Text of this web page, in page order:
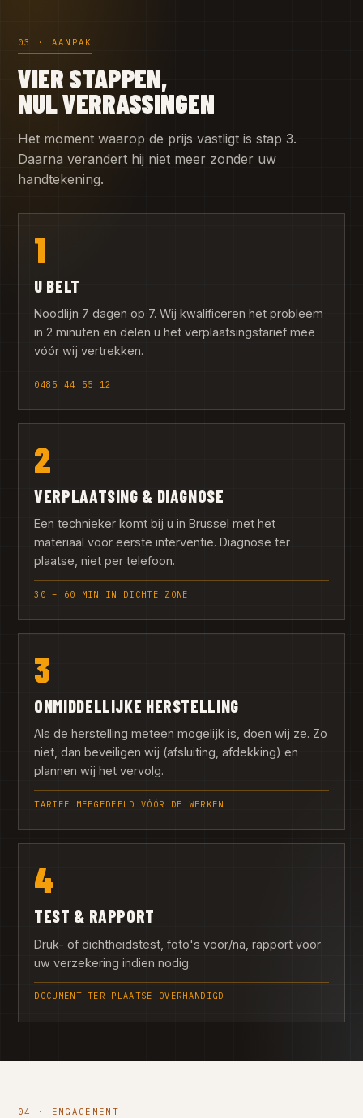
03 · AANPAK
VIER STAPPEN,
NUL VERRASSINGEN
Het moment waarop de prijs vastligt is stap 3.
Daarna verandert hij niet meer zonder uw
handtekening.
1
U BELT
Noodlijn 7 dagen op 7. Wij kwalificeren het probleem
in 2 minuten en delen u het verplaatsingstarief mee
vóór wij vertrekken.
0485 44 55 12
2
VERPLAATSING & DIAGNOSE
Een technieker komt bij u in Brussel met het
materiaal voor eerste interventie. Diagnose ter
plaatse, niet per telefoon.
30 – 60 MIN IN DICHTE ZONE
3
ONMIDDELLIJKE HERSTELLING
Als de herstelling meteen mogelijk is, doen wij ze. Zo
niet, dan beveiligen wij (afsluiting, afdekking) en
plannen wij het vervolg.
TARIEF MEEGEDEELD VÓÓR DE WERKEN
4
TEST & RAPPORT
Druk- of dichtheidstest, foto's voor/na, rapport voor
uw verzekering indien nodig.
DOCUMENT TER PLAATSE OVERHANDIGD
04 · ENGAGEMENT